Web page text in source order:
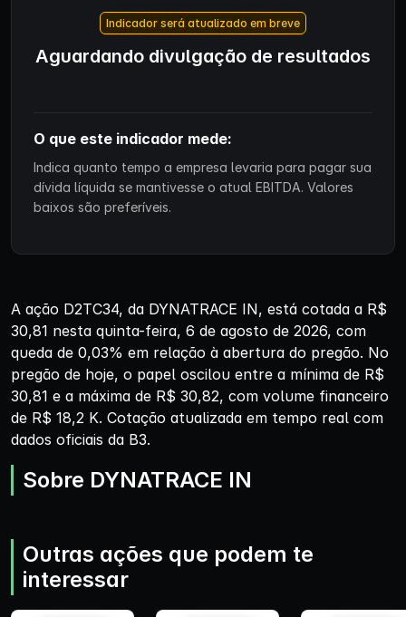
Indicador será atualizado em breve
Aguardando divulgação de resultados
O que este indicador mede:
Indica quanto tempo a empresa levaria para pagar sua
dívida líquida se mantivesse o atual EBITDA. Valores
baixos são preferíveis.
A ação D2TC34, da DYNATRACE IN, está cotada a R$
30,81 nesta quinta-feira, 6 de agosto de 2026, com
queda de 0,03% em relação à abertura do pregão. No
pregão de hoje, o papel oscilou entre a mínima de R$
30,81 e a máxima de R$ 30,82, com volume financeiro
de R$ 18,2 K. Cotação atualizada em tempo real com
dados oficiais da B3.
Sobre DYNATRACE IN
Outras ações que podem te
interessar